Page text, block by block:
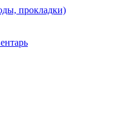
прокладки)